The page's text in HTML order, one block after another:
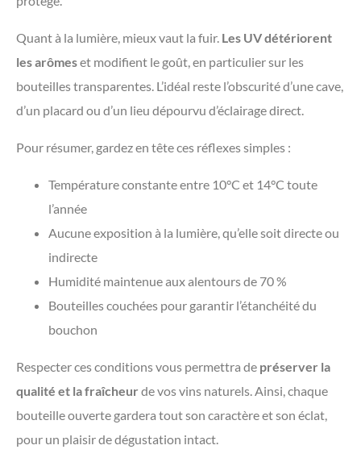
Quant à la lumière, mieux vaut la fuir. Les UV détériorent
les arômeset modifient le goût, en particulier sur les
bouteilles transparentes. L’idéal reste l’obscurité d’une cave,
d’un placard ou d’un lieu dépourvu d’éclairage direct.
Pour résumer, gardez en tête ces réflexes simples :
Température constante entre 10°C et 14°C toute
l’année
Aucune exposition à la lumière, qu’elle soit directe ou
indirecte
Humidité maintenue aux alentours de 70 %
Bouteilles couchées pour garantir l’étanchéité du
bouchon
Respecter ces conditions vous permettra de préserver la
qualité et la fraîcheur de vos vins naturels. Ainsi, chaque
bouteille ouverte gardera tout son caractère et son éclat,
pour un plaisir de dégustation intact.